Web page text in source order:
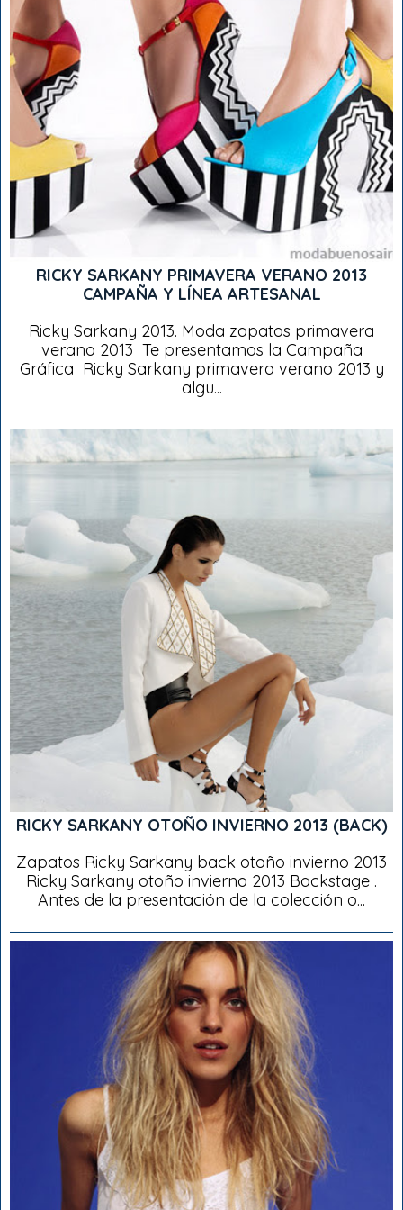
RICKY SARKANY PRIMAVERA VERANO 2013
CAMPAÑA Y LÍNEA ARTESANAL
Ricky Sarkany 2013. Moda zapatos primavera
verano 2013 Te presentamos la Campaña
Gráfica Ricky Sarkany primavera verano 2013 y
algu...
RICKY SARKANY OTOÑO INVIERNO 2013 (BACK)
Zapatos Ricky Sarkany back otoño invierno 2013
Ricky Sarkany otoño invierno 2013 Backstage .
Antes de la presentación de la colección o...